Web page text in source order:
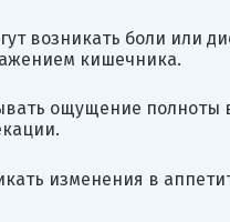
возникать боли или
кишечника.
ощущение полноты
изменения в